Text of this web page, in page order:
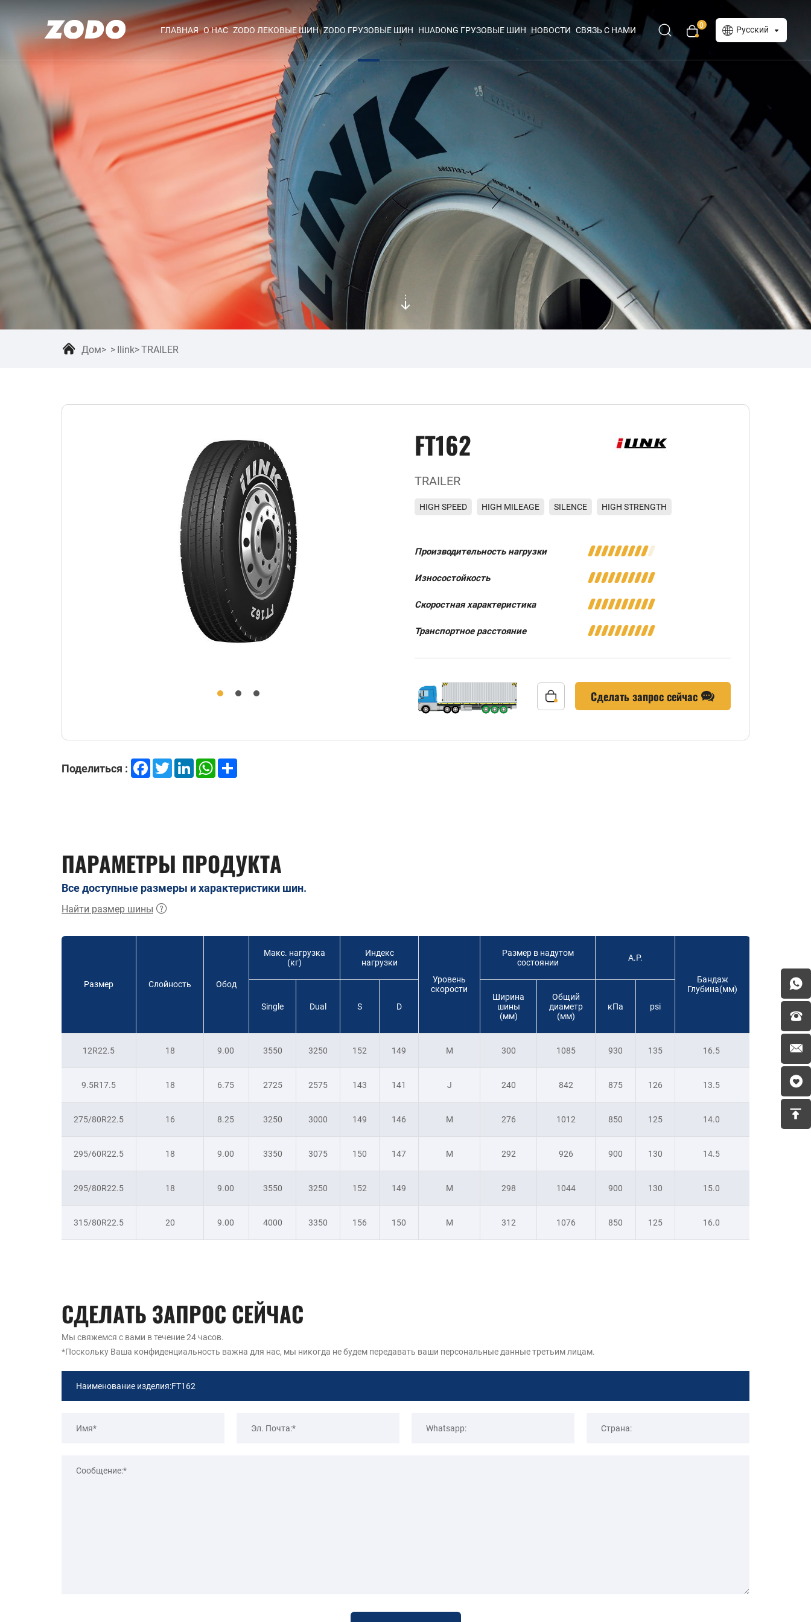
ГЛАВНАЯ О НАС ZODO ЛЕКОВЫЕ ШИН ZODO ГРУЗОВЫЕ ШИН HUADONG ГРУЗОВЫЕ ШИН НОВОСТИ СВЯЗЬ С НАМИ 0 Русский
Дом Ilink TRAILER
FT162
TRAILER
HIGH SPEED HIGH MILEAGE SILENCE HIGH STRENGTH
Производительность нагрузки
Износостойкость
Скоростная характеристика
Транспортное расстояние
Сделать запрос сейчас
Поделиться : FacebookTwitterLinkedInWhatsApp
ПАРАМЕТРЫ ПРОДУКТА
Все доступные размеры и характеристики шин.
Найти размер шины
Размер Слойность Обод
Макс. нагрузка
(кг)
Индекс
нагрузки
Уровень
скорости
Размер в надутом
состоянии
A.P.
Бандаж
Глубина(мм)
Single
Dual S D
Ширина
шины
(мм)
Общий
диаметр
(мм)
кПa psi
12R22.5 18 9.00 3550 3250 152 149 M 300 1085 930 135 16.5
9.5R17.5 18 6.75 2725 2575 143 141 J 240 842 875 126 13.5
275/80R22.5 16 8.25 3250 3000 149 146 M 276 1012 850 125 14.0
295/60R22.5 18 9.00 3350 3075 150 147 M 292 926 900 130 14.5
295/80R22.5 18 9.00 3550 3250 152 149 M 298 1044 900 130 15.0
315/80R22.5 20 9.00 4000 3350 156 150 M 312 1076 850 125 16.0
СДЕЛАТЬ ЗАПРОС СЕЙЧАС
Мы свяжемся с вами в течение 24 часов.
*Поскольку Ваша конфиденциальность важна для нас, мы никогда не будем передавать ваши персональные данные третьим лицам.